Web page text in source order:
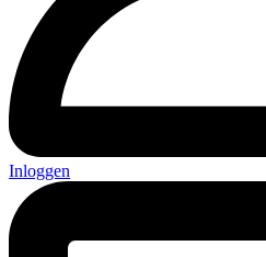
Inloggen